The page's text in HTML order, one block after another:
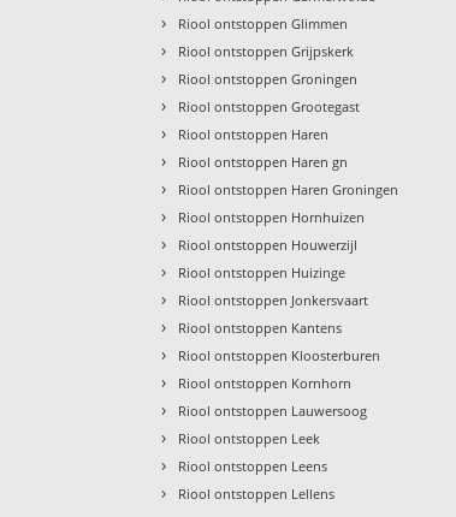
› Riool ontstoppen Glimmen
› Riool ontstoppen Grijpskerk
› Riool ontstoppen Groningen
› Riool ontstoppen Grootegast
› Riool ontstoppen Haren
› Riool ontstoppen Haren gn
› Riool ontstoppen Haren Groningen
› Riool ontstoppen Hornhuizen
› Riool ontstoppen Houwerzijl
› Riool ontstoppen Huizinge
› Riool ontstoppen Jonkersvaart
› Riool ontstoppen Kantens
› Riool ontstoppen Kloosterburen
› Riool ontstoppen Kornhorn
› Riool ontstoppen Lauwersoog
› Riool ontstoppen Leek
› Riool ontstoppen Leens
› Riool ontstoppen Lellens